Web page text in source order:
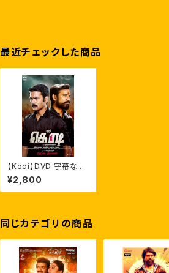
最近チェックした商品
【Kodi】DVD 字幕なし
ダヌシュ トリシヤー
¥2,800
同じカテゴリの商品